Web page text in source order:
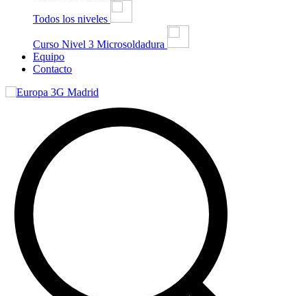
Todos los niveles
Curso Nivel 3 Microsoldadura
Equipo
Contacto